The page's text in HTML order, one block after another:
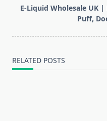
reader-
text">Page</span>
E-Liquid Wholesale UK
Puff,
RELATED POSTS